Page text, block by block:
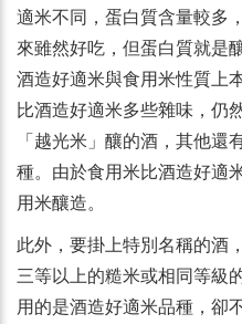
適米不同，蛋白質含量較多
來雖然好吃，但蛋白質就是
酒造好適米與食用米性質上
比酒造好適米多些雜味，仍
「越光米」釀的酒，其他
種。由於食用米比酒造好適
用米釀造。
此外，要掛上特別名稱的酒
三等以上的糙米或相同等級
用的是酒造好適米品種，卻